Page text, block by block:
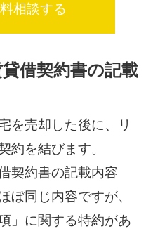
相談する
借契約書の記載
を売却した後に、リ
約を結びます。
契約書の記載内容
ぼ同じ内容ですが、
」に関する特約があ